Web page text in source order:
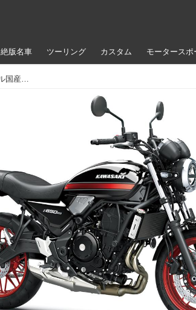
絶版名車 ツーリング カスタム モータースポ
カワサキ「Z650RS」【サクッと読める！2026年モデル国産車図鑑】